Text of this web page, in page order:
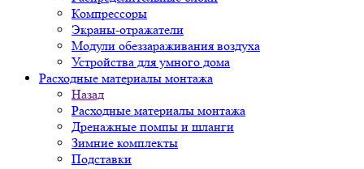
Компрессоры
Экраны-отражатели
Модули обеззараживания воздуха
Устройства для умного дома
Расходные материалы монтажа
Назад
Расходные материалы монтажа
Дренажные помпы и шланги
Зимние комплекты
Подставки